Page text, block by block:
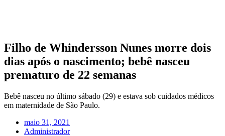
Filho de Whindersson Nunes morre dois
dias após o nascimento; bebê nasceu
prematuro de 22 semanas
Bebê nasceu no último sábado (29) e estava sob cuidados médicos
em maternidade de São Paulo.
maio 31, 2021
Administrador